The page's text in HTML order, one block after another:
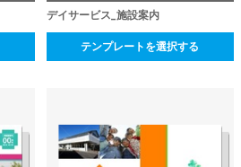
デイサービス_施設案内
テンプレートを選択する